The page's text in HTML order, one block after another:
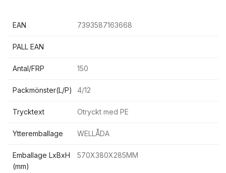
EAN 7393587163668
PALL EAN
Antal/FRP 150
Packmönster(L/P) 4/12
Trycktext Otryckt med PE
Ytteremballage WELLÅDA
Emballage LxBxH
(mm)
570X380X285MM